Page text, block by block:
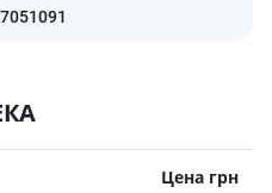
Цена грн